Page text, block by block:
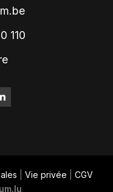
110
Vie privée
CGV